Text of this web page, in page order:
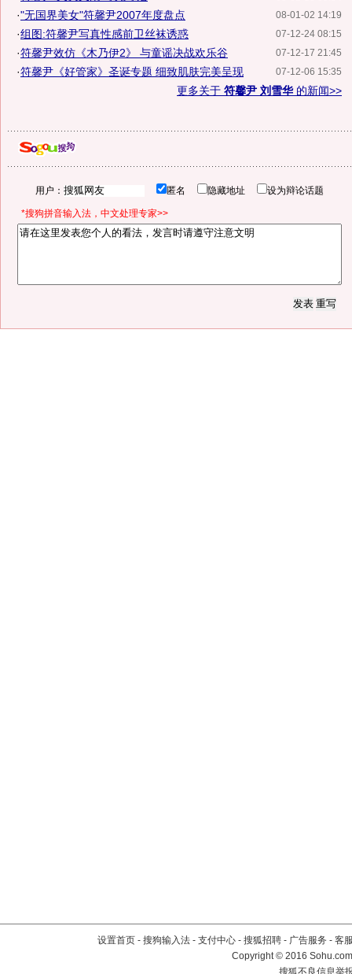
08-01-02 14:19
·"无国界美女"符馨尹2007年度盘点
07-12-24 08:15
·组图:符馨尹写真性感前卫丝袜诱惑
07-12-17 21:45
·符馨尹效仿《木乃伊2》 与童谣决战欢乐谷
07-12-06 15:35
·符馨尹《好管家》圣诞专题 细致肌肤完美呈现
更多关于 符馨尹 刘雪华的新闻>>
用户： 匿名 隐藏地址 设为辩论话题
*搜狗拼音输入法，中文处理专家>>
设置首页 - 搜狗输入法 - 支付中心 - 搜狐招聘 - 广告服务 - 客
Copyright©2016
搜狐不良信息举